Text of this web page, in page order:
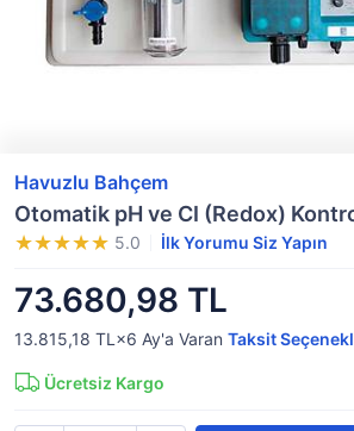
Havuzlu Bahçem
Otomatik pH ve CI (Redox)
5.0 İlk Yorumu Siz Yapın
73.680,98 TL
13.815,18 TL×6 Ay'a Varan Taksit
Ücretsiz Kargo